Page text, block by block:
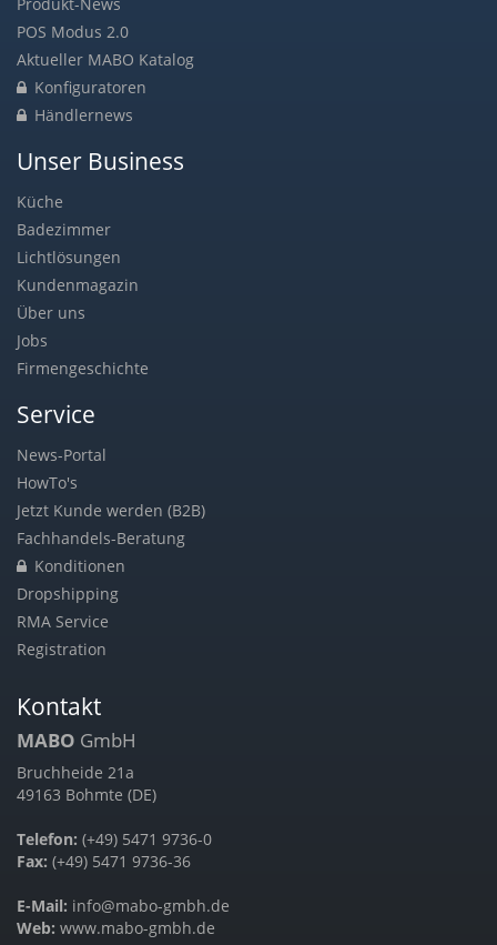
POS Modus 2.0
Aktueller MABO Katalog
Konfiguratoren
Händlernews
Unser Business
Küche
Badezimmer
Lichtlösungen
Kundenmagazin
Über uns
Jobs
Firmengeschichte
Service
News-Portal
HowTo's
Jetzt Kunde werden (B2B)
Fachhandels-Beratung
Konditionen
Dropshipping
RMA Service
Registration
Kontakt
MABO GmbH
Bruchheide 21a
49163 Bohmte (DE)
Telefon: (+49) 5471 9736-0
Fax: (+49) 5471 9736-36
E-Mail: info@mabo-gmbh.de
Web: www.mabo-gmbh.de